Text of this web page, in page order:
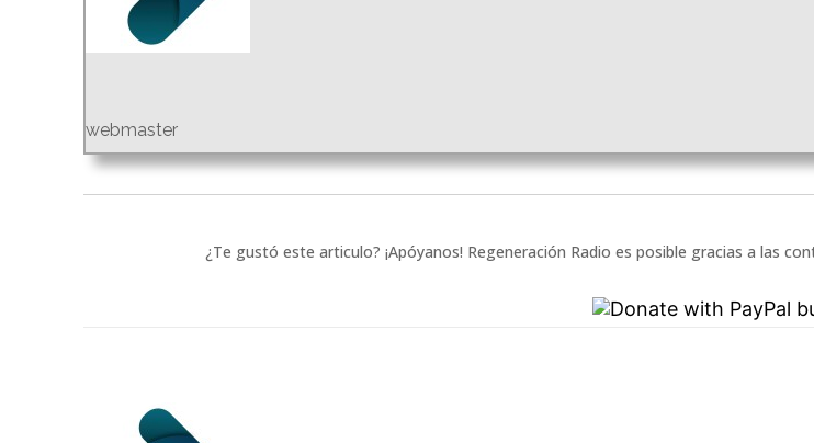
webmaster
¿Te gustó este articulo? ¡Apóyanos! Regeneración Radio es posible gracias a las